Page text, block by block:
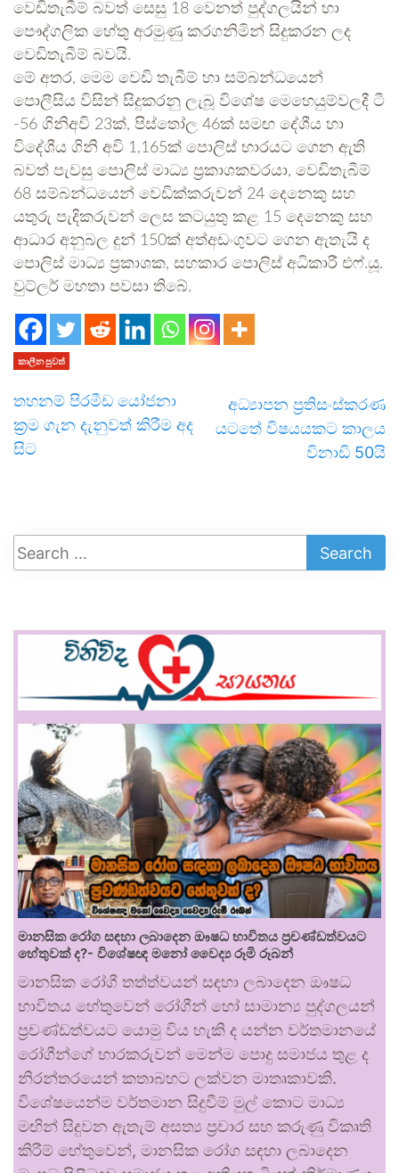
වෙඩිතැබීම් බවත් සෙසු 18 වෙනත් පුද්ගලයින් හා
පෞද්ගලික හේතු අරමුණු කරගනිමින් සිදුකරන ලද
වෙඩිතැබීම් බවයි.
මේ අතර, මෙම වෙඩි තැබීම් හා සම්බන්ධයෙන්
පොලීසිය විසින් සිදුකරනු ලැබූ විශේෂ මෙහෙයුම්වලදී ටී
-56 ගිනිඅවි 23ක්, පිස්තෝල 46ක් සමඟ දේශීය හා
විදේශීය ගිනි අවි 1,165ක් පොලිස් භාරයට ගෙන ඇති
බවත් පැවසු පොලිස් මාධ්‍ය ප්‍රකාශකවරයා, වෙඩිතැබීම්
68 සම්බන්ධයෙන් වෙඩික්කරුවන් 24 දෙනෙකු සහ
යතුරු පැදිකරුවන් ලෙස කටයුතු කළ 15 දෙනෙකු සහ
ආධාර අනුබල දුන් 150ක් අත්අඩංගුවට ගෙන ඇතැයි ද
පොලිස් මාධ්‍ය ප්‍රකාශක, සහකාර පොලිස් අධිකාරී එෆ්.යූ.
වුට්ලර් මහතා පවසා තිබේ.
කාලීන පුවත්
තහනම් පිරමීඩ යෝජනා
ක්‍රම ගැන දැනුවත් කිරීම අද
සිට
අධ්‍යාපන ප්‍රතිසංස්කරණ
යටතේ විෂයයකට කාලය
විනාඩි 50යි
මානසික රෝග සඳහා ලබාදෙන ඖෂධ භාවිතය ප්‍රචණ්ඩත්වයට
හේතුවක් ද?- විශේෂඥ මනෝ වෛද්‍ය රූමි රූබන්
මානසික රෝගී තත්ත්වයන් සඳහා ලබාදෙන ඖෂධ
භාවිතය හේතුවෙන් රෝගීන් හෝ සාමාන්‍ය පුද්ගලයන්
ප්‍රචණ්ඩත්වයට යොමු විය හැකි ද යන්න වර්තමානයේ
රෝගීන්ගේ භාරකරුවන් මෙන්ම පොදු සමාජය තුළ ද
නිරන්තරයෙන් කතාබහට ලක්වන මාතෘකාවකි.
විශේෂයෙන්ම වර්තමාන සිදුවීම් මුල් කොට මාධ්‍ය
මඟින් සිදුවන ඇතැම් අසත්‍ය ප්‍රචාර සහ කරුණු විකෘති
කිරීම් හේතුවෙන්, මානසික රෝග සඳහා ලබාදෙන